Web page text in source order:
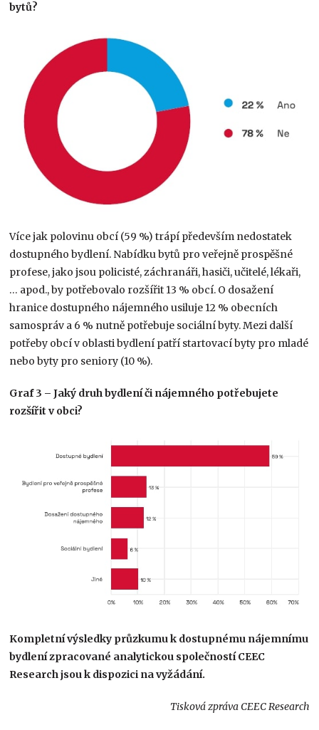
bytů?
Více jak polovinu obcí (59 %) trápí především nedostatek
dostupného bydlení. Nabídku bytů pro veřejně prospěšné
profese, jako jsou policisté, záchranáři, hasiči, učitelé, lékaři,
… apod., by potřebovalo rozšířit 13 % obcí. O dosažení
hranice dostupného nájemného usiluje 12 % obecních
samospráv a 6 % nutně potřebuje sociální byty. Mezi další
potřeby obcí v oblasti bydlení patří startovací byty pro mladé
nebo byty pro seniory (10 %).
Graf 3 – Jaký druh bydlení či nájemného potřebujete
rozšířit v obci?
Kompletní výsledky průzkumu k dostupnému nájemnímu
bydlení zpracované analytickou společností CEEC
Research jsou k dispozici na vyžádání.
Tisková zpráva CEEC Research